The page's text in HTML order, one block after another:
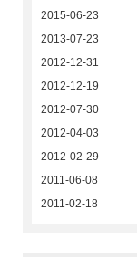
2015-06-23
2013-07-23
2012-12-31
2012-12-19
2012-07-30
2012-04-03
2012-02-29
2011-06-08
2011-02-18